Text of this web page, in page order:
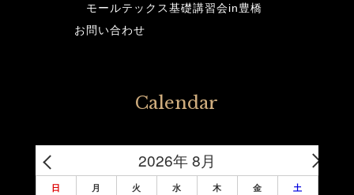
モールテックス基礎講習会in豊橋
お問い合わせ
Calendar
2026年 8月
日 月 火 水 木 金 土